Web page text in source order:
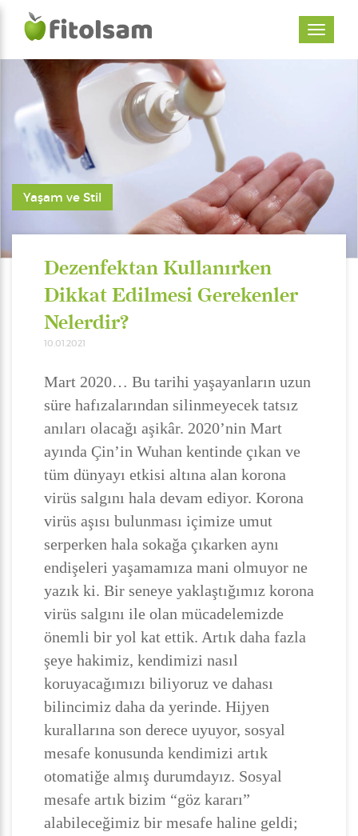
Yaşam ve Stil
Dezenfektan Kullanırken
Dikkat Edilmesi Gerekenler
Nelerdir?
10.01.2021
Mart 2020… Bu tarihi yaşayanların uzun
süre hafızalarından silinmeyecek tatsız
anıları olacağı aşikâr. 2020’nin Mart
ayında Çin’in Wuhan kentinde çıkan ve
tüm dünyayı etkisi altına alan korona
virüs salgını hala devam ediyor. Korona
virüs aşısı bulunması içimize umut
serperken hala sokağa çıkarken aynı
endişeleri yaşamamıza mani olmuyor ne
yazık ki. Bir seneye yaklaştığımız korona
virüs salgını ile olan mücadelemizde
önemli bir yol kat ettik. Artık daha fazla
şeye hakimiz, kendimizi nasıl
koruyacağımızı biliyoruz ve dahası
bilincimiz daha da yerinde. Hijyen
kurallarına son derece uyuyor, sosyal
mesafe konusunda kendimizi artık
otomatiğe almış durumdayız. Sosyal
mesafe artık bizim “göz kararı”
alabileceğimiz bir mesafe haline geldi;